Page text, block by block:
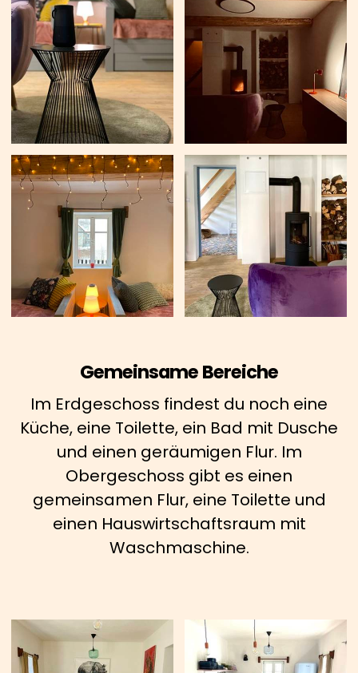
Gemeinsame Bereiche
Im Erdgeschoss findest du noch eine
Küche, eine Toilette, ein Bad mit Dusche
und einen geräumigen Flur. Im
Obergeschoss gibt es einen
gemeinsamen Flur, eine Toilette und
einen Hauswirtschaftsraum mit
Waschmaschine.